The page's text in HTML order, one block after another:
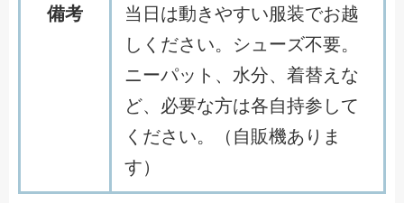
備考
当日は動きやすい服装でお越
しください。シューズ不要。
ニーパット、水分、着替えな
ど、必要な方は各自持参して
ください。（自販機ありま
す）